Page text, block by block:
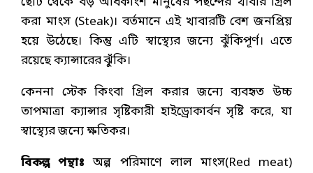
করা মাংস (Steak)। বর্তমানে এই খাবারটি বেশ জনপ্রিয়
হয়ে উঠেছে। কিন্তু এটি স্বাস্থ্যের জন্যে ঝুঁকিপূর্ণ। এতে
রয়েছে ক্যান্সারের ঝুঁকি।
কেননা স্টেক কিংবা গ্রিল করার জন্যে ব্যবহৃত উচ্চ
তাপমাত্রা ক্যান্সার সৃষ্টিকারী হাইড্রোকার্বন সৃষ্টি করে, যা
স্বাস্থ্যের জন্যে ক্ষতিকর।
বিকল্প পন্থাঃ অল্প পরিমাণে লাল মাংস(Red meat)